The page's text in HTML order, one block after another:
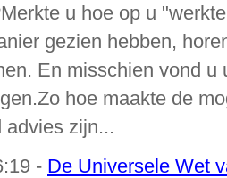
u hoe op u
gezien hebben,
En misschien vond
hoe maakte de
advies zijn...
- De Universele Wet